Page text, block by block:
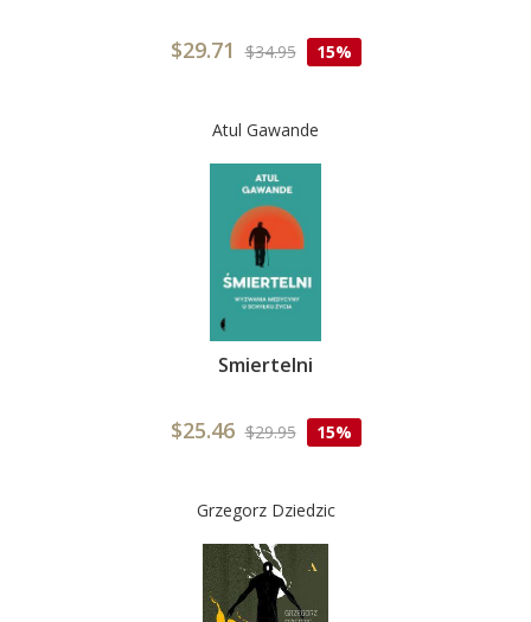
$29.71 $34.95 15%
Atul Gawande
Smiertelni
$25.46 $29.95 15%
Grzegorz Dziedzic